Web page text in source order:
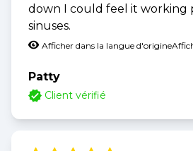
down I could feel it working
sinuses.
Afficher dans la langue d'origine
Patty
Client vérifié